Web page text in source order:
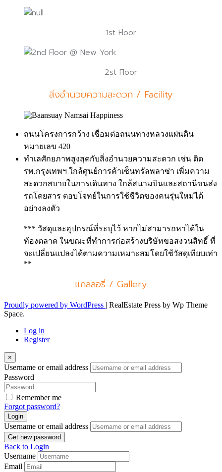
1st Floor
2st Floor
สิ่งอำนวยความสะดวก / Facility
ถนนโครงการกว้าง เชื่อมต่อถนนทางหลวงแผ่นดิน
หมายเลข 420
ทำเลศักยภาพสูงสุดกับสิ่งอำนวยความสะดวก เช่น ติด
รพ.กรุงเทพฯ ใกล้ศูนย์การค้าเซ็นทรัลพลาซ่า เพิ่มความ
สะดวกสบายในการเดินทาง ใกล้สนามบินและสถานีขนส่ง
รถโดยสาร ตอบโจทย์ในการใช้ชีวิตของคนรุ่นใหม่ได้
อย่างลงตัว
*** วัสดุและอุปกรณ์ที่ระบุไว้ หากไม่สามารถหาได้ใน
ท้องตลาด ในขณะที่ทำการก่อสร้างบริษัทขอสงวนสิทธิ์ ที่
จะเปลี่ยนแปลงได้ตามความเหมาะสมโดยใช้วัสดุเทียบเท่า
**
แกลลอรี่ / Gallery
Proudly powered by WordPress | RealEstate Press by Wp Theme
Space.
Log in
Register
×
Username or email address
Password
Remember me
Forgot password?
Login
Username or email address
Get new password
Back to Login
Username
Email